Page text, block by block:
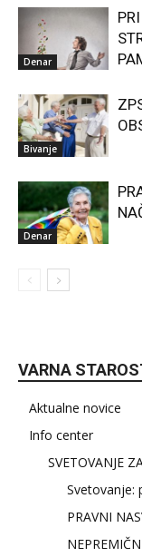
Denar
Bivanje
Denar
VARNA
Aktualne novice
Info center
SVETOVANJE
Svetovanje:
PRAVNI